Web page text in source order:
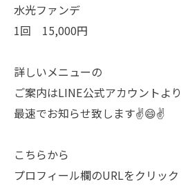
水光ファンデ
1回 15,000円
詳しいメニューの
ご案内はLINE公式アカウントより
最速でお知らせ致します✌️😄✌️
こちらから
プロフィール欄のURLをクリック